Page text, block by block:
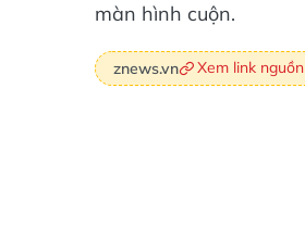
màn hình cuộn.
znews.vn Xem link nguồn